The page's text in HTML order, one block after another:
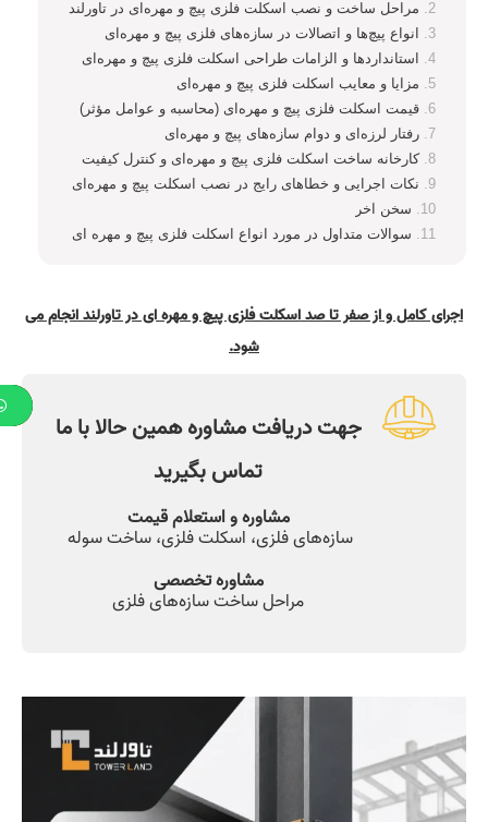
مراحل ساخت و نصب اسکلت فلزی پیچ و مهره‌ای در تاورلند
انواع پیچ‌ها و اتصالات در سازه‌های فلزی پیچ و مهره‌ای
استاندارد‌ها و الزامات طراحی اسکلت فلزی پیچ و مهره‌ای
مزایا و معایب اسکلت فلزی پیچ و مهره‌ای
قیمت اسکلت فلزی پیچ و مهره‌ای (محاسبه و عوامل مؤثر)
رفتار لرزه‌ای و دوام سازه‌های پیچ و مهره‌ای
کارخانه ساخت اسکلت فلزی پیچ و مهره‌ای و کنترل کیفیت
نکات اجرایی و خطا‌های رایج در نصب اسکلت پیچ و مهره‌ای
سخن آخر
سوالات متداول در مورد انواع اسکلت فلزی پیچ و مهره ای
اجرای کامل و از صفر تا صد اسکلت فلزی پیچ و مهره ای در تاورلند انجام می
شود.
جهت دریافت مشاوره همین حالا با ما
تماس بگیرید
مشاوره و استعلام قیمت
سازه‌های فلزی، اسکلت فلزی، ساخت سوله
مشاوره تخصصی
‌مراحل ساخت سازه‌های فلزی